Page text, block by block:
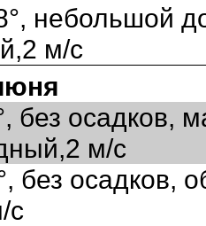
небольшой
м/с
осадков,
м/с
осадков,
с